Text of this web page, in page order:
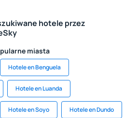
hotele przez
miasta
Hotele en Benguela
Hotele en Luanda
Hotele en Soyo Hotele en Dundo